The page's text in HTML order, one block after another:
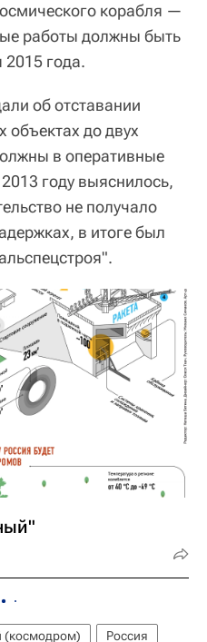
корабля —
работы должны быть
года.
об отставании
объектах до двух
в оперативные
году выяснилось,
не получало
в итоге был
(космодром) Россия